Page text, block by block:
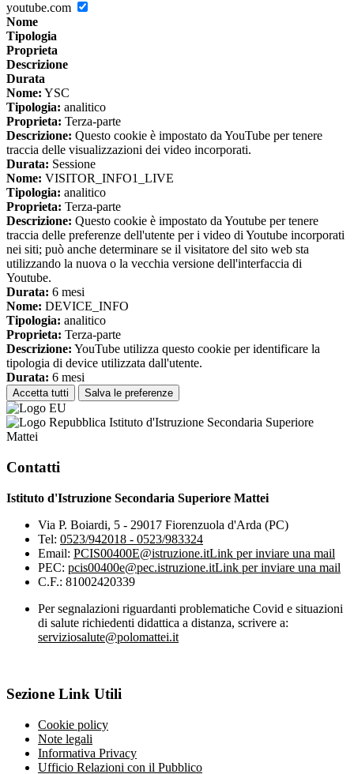
youtube.com
Nome
Tipologia
Proprieta
Descrizione
Durata
Nome: YSC
Tipologia: analitico
Proprieta: Terza-parte
Descrizione: Questo cookie è impostato da YouTube per tenere
traccia delle visualizzazioni dei video incorporati.
Durata: Sessione
Nome: VISITOR_INFO1_LIVE
Tipologia: analitico
Proprieta: Terza-parte
Descrizione: Questo cookie è impostato da Youtube per tenere
traccia delle preferenze dell'utente per i video di Youtube incorporati
nei siti; può anche determinare se il visitatore del sito web sta
utilizzando la nuova o la vecchia versione dell'interfaccia di
Youtube.
Durata: 6 mesi
Nome: DEVICE_INFO
Tipologia: analitico
Proprieta: Terza-parte
Descrizione: YouTube utilizza questo cookie per identificare la
tipologia di device utilizzata dall'utente.
Durata: 6 mesi
Accetta tutti Salva le preferenze
Istituto d'Istruzione Secondaria Superiore
Mattei
Contatti
Istituto d'Istruzione Secondaria Superiore Mattei
Via P. Boiardi, 5 - 29017 Fiorenzuola d'Arda (PC)
Tel: 0523/942018 - 0523/983324
Email: PCIS00400E@istruzione.itLink per inviare una mail
PEC: pcis00400e@pec.istruzione.itLink per inviare una mail
C.F.: 81002420339
Per segnalazioni riguardanti problematiche Covid e situazioni
di salute richiedenti didattica a distanza, scrivere a:
serviziosalute@polomattei.it
Sezione Link Utili
Cookie policy
Note legali
Informativa Privacy
Ufficio Relazioni con il Pubblico